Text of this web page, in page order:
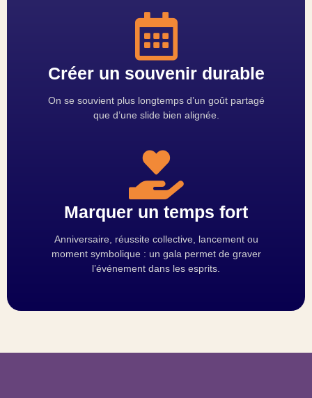
Créer un souvenir durable
On se souvient plus longtemps d’un goût partagé
que d’une slide bien alignée.
Marquer un temps fort
Anniversaire, réussite collective, lancement ou
moment symbolique : un gala permet de graver
l’événement dans les esprits.